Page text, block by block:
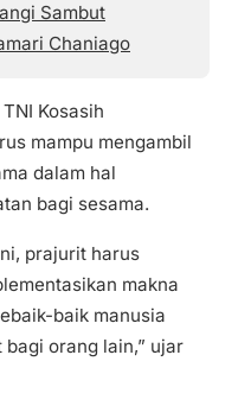
Sambut
Chaniago
Kosasih
mampu mengambil
dalam hal
bagi sesama.
prajurit harus
makna
baik manusia
orang lain,” ujar